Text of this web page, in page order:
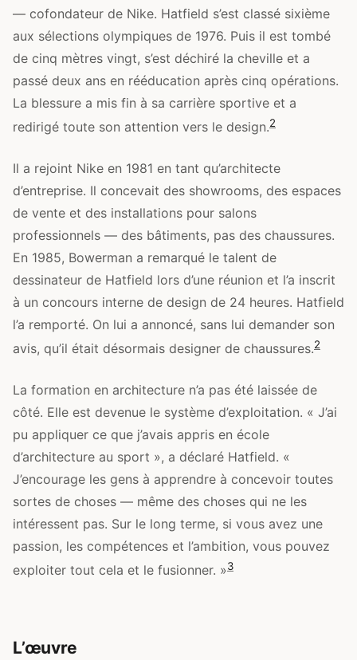
— cofondateur de Nike. Hatfield s’est classé sixième
aux sélections olympiques de 1976. Puis il est tombé
de cinq mètres vingt, s’est déchiré la cheville et a
passé deux ans en rééducation après cinq opérations.
La blessure a mis fin à sa carrière sportive et a
redirigé toute son attention vers le design.2
Il a rejoint Nike en 1981 en tant qu’architecte
d’entreprise. Il concevait des showrooms, des espaces
de vente et des installations pour salons
professionnels — des bâtiments, pas des chaussures.
En 1985, Bowerman a remarqué le talent de
dessinateur de Hatfield lors d’une réunion et l’a inscrit
à un concours interne de design de 24 heures. Hatfield
l’a remporté. On lui a annoncé, sans lui demander son
avis, qu’il était désormais designer de chaussures.2
La formation en architecture n’a pas été laissée de
côté. Elle est devenue le système d’exploitation. « J’ai
pu appliquer ce que j’avais appris en école
d’architecture au sport », a déclaré Hatfield. «
J’encourage les gens à apprendre à concevoir toutes
sortes de choses — même des choses qui ne les
intéressent pas. Sur le long terme, si vous avez une
passion, les compétences et l’ambition, vous pouvez
exploiter tout cela et le fusionner. »3
L’œuvre